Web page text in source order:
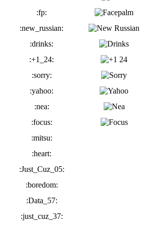
:fp:
:new_russian:
:drinks:
:+1_24:
:sorry:
:yahoo:
:nea:
:focus:
:mitsu:
:heart:
:Just_Cuz_05:
:boredom:
:Data_57:
:just_cuz_37: